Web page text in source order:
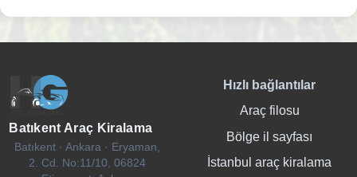
Batıkent Araç Kiralama
Batıkent · Ankara · Eryaman,
2. Cd. No:11/10, 06824
Hızlı bağlantılar
Araç filosu
Bölge il sayfası
İstanbul araç kiralama